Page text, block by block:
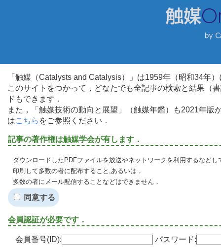
「触媒（Catalysts and Catalysis）」は1959年（昭和34年
このサイトをつかって，どなたでも全記事の検索と結果（
ドもできます．
また，「触媒技術の動向と展望」（触媒年鑑）も2021年
はこちら をご参照ください．
記事の著作権は触媒学会が有します．
ダウンロードしたPDFファイルを放送やネットワークを利用するなど
印刷して多数の者に配布すること,あるいは，
多数の者にメール配信することなどはできません．
同意する
会員認証が必要です．
会員番号(ID): パスワード: